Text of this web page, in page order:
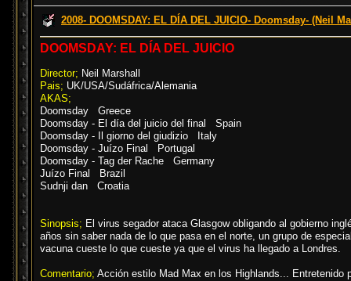
2008- DOOMSDAY: EL DÍA DEL JUICIO- Doomsday- (Neil
DOOMSDAY: EL DÍA DEL JUICIO
Director; Neil Marshall
Pais; UK/USA/Sudáfrica/Alemania
AKAS;
Doomsday Greece
Doomsday - El día del juicio del final Spain
Doomsday - Il giorno del giudizio Italy
Doomsday - Juízo Final Portugal
Doomsday - Tag der Rache Germany
Juízo Final Brazil
Sudnji dan Croatia
Sinopsis; El virus segador ataca Glasgow obligando al gobierno
años sin saber nada de lo que pasa en el norte, un grupo de
vacuna cueste lo que cueste ya que el virus ha llegado a Londres.
Comentario; Acción estilo Mad Max en los Highlands... Entretenido